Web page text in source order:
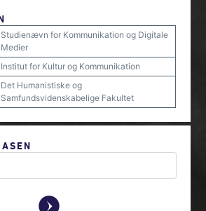
Studienævn for Kommunikation og Digitale
Medier
Institut for Kultur og Kommunikation
Det Humanistiske og
Samfundsvidenskabelige Fakultet
y